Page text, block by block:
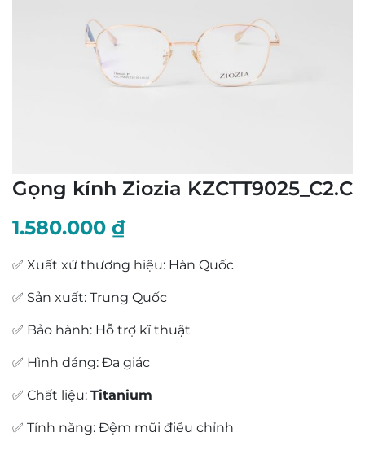
Gọng kính Ziozia KZCTT9025_C2.C
1.580.000 ₫
✅ Xuất xứ thương hiệu: Hàn Quốc
✅ Sản xuất: Trung Quốc
✅ Bảo hành: Hỗ trợ kĩ thuật
✅ Hình dáng: Đa giác
✅ Chất liệu: Titanium
✅ Tính năng: Đệm mũi điều chỉnh